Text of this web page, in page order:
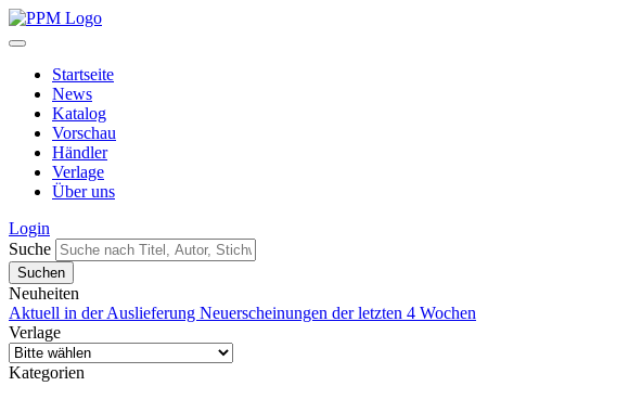
Startseite
News
Katalog
Vorschau
Händler
Verlage
Über uns
Login
Suche
Neuheiten
Aktuell in der Auslieferung Neuerscheinungen der letzten 4 Wochen
Verlage
Kategorien